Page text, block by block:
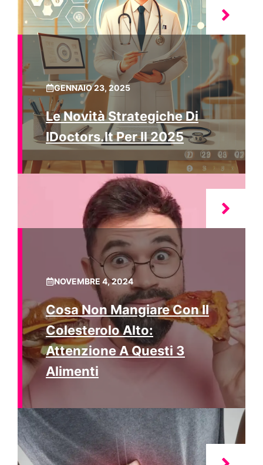
GENNAIO 23, 2025
Le Novità Strategiche Di
IDoctors.it Per Il 2025
NOVEMBRE 4, 2024
Cosa Non Mangiare Con Il
Colesterolo Alto:
Attenzione A Questi 3
Alimenti